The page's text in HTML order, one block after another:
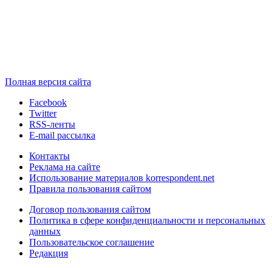
Полная версия сайта
Facebook
Twitter
RSS-ленты
E-mail рассылка
Контакты
Реклама на сайте
Использование материалов korrespondent.net
Правила пользования сайтом
Договор пользования сайтом
Политика в сфере конфиденциальности и персональных
данных
Пользовательское соглашение
Редакция